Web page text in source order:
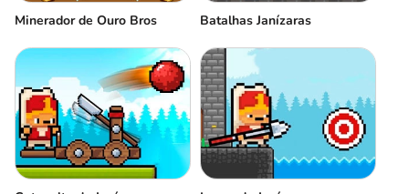
Minerador de Ouro Bros Batalhas Janízaras